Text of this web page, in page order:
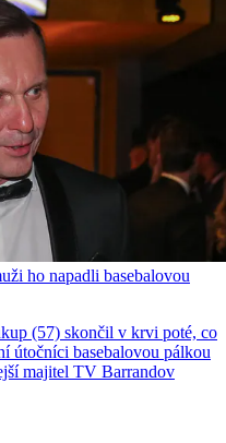
ho napadli basebalovou
(57) skončil v krvi poté, co
útočníci basebalovou pálkou
majitel TV Barrandov